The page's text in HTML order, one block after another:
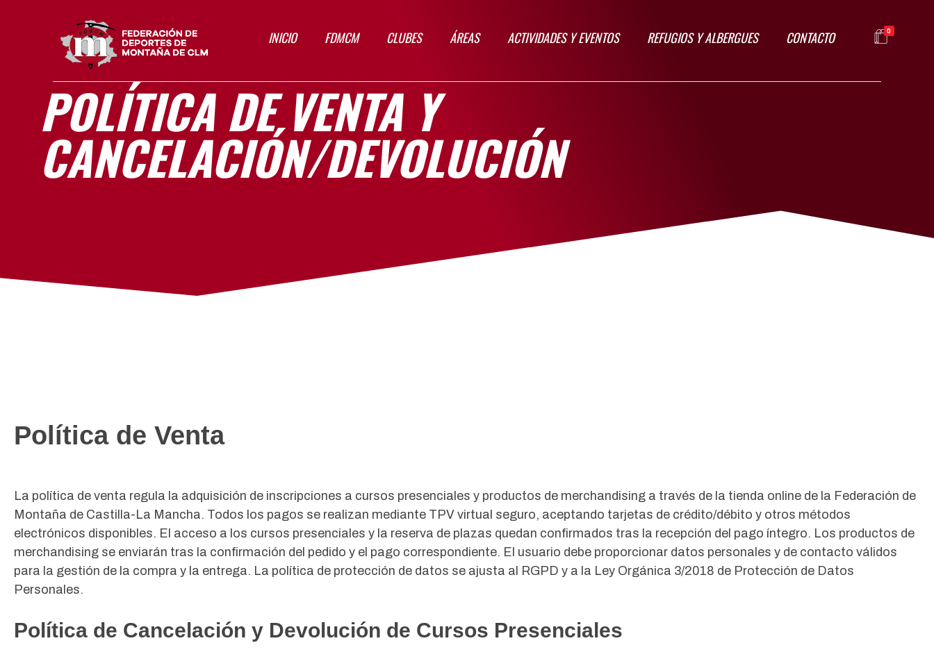
INICIO FDMCM CLUBES ÁREAS ACTIVIDADES Y EVENTOS REFUGIOS Y ALBERGUES CONTACTO 0
POLÍTICA DE VENTA Y
CANCELACIÓN/DEVOLUCIÓN
Política de Venta
La política de venta regula la adquisición de inscripciones a cursos presenciales y productos de merchandising a través de la tienda online de la Federación de
Montaña de Castilla-La Mancha. Todos los pagos se realizan mediante TPV virtual seguro, aceptando tarjetas de crédito/débito y otros métodos
electrónicos disponibles. El acceso a los cursos presenciales y la reserva de plazas quedan confirmados tras la recepción del pago íntegro. Los productos de
merchandising se enviarán tras la confirmación del pedido y el pago correspondiente. El usuario debe proporcionar datos personales y de contacto válidos
para la gestión de la compra y la entrega. La política de protección de datos se ajusta al RGPD y a la Ley Orgánica 3/2018 de Protección de Datos
Personales.​
Política de Cancelación y Devolución de Cursos Presenciales